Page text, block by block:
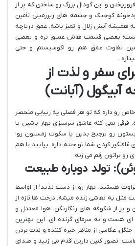
و این گودال بزرگ رو ساختن که پر از
کوچیک و چشمه های زیرزمینی تأمین
آبش زلال و تمیز باشه. عمق دریاچه
بعضی قسمت هاش عمیق تره و بعضی
تفاوت عمق هم رو اکوسیستم و حتی
سفر و لذت از
آبیگول (آبانت)
رو داره که تو هر فصلی یه زیبایی منحصر
نمی کنه عاشق سرسبزی بهار باشین یا
رو ترجیح بدین یا سکوت زمستون رو؛
کردن شما تو چنته داره. بیایید با هم
رو براتون رقم می زنه:
تولد دوباره طبیعت
هستید، بهار رو از دست ندید! از اواسط
مثل یه نقاشی زنده میشه. درخت ها تازه از
پر از شکوفه های رنگارنگن. هوا معتدل و
ای هست و نه سرمای گزنده ای. این بهترین
عکاسی از مناظر خیره کننده و لذت بردن
تصور کنین دارین قدم می زنید و صدای